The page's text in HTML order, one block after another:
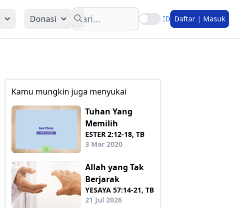
Donasi
Search
ID Daftar | Masuk
Kamu mungkin juga menyukai
Tuhan Yang
Memilih
ESTER 2:12-18, TB
3 Mar 2020
Allah yang Tak
Berjarak
YESAYA 57:14-21, TB
21 Jul 2026